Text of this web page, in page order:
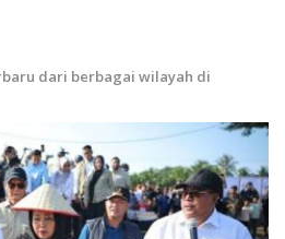
dari berbagai wilayah di